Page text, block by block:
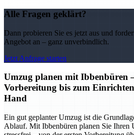
Alle Fragen geklärt?
Dann probieren Sie es jetzt aus und
Angebot an – ganz unverbindlich.
Jetzt Anfrage starten
Umzug planen mit Ibbenbüren
Vorbereitung bis zum
Hand
Ein gut geplanter Umzug ist die
Ablauf. Mit Ibbenbüren planen Sie Ihren